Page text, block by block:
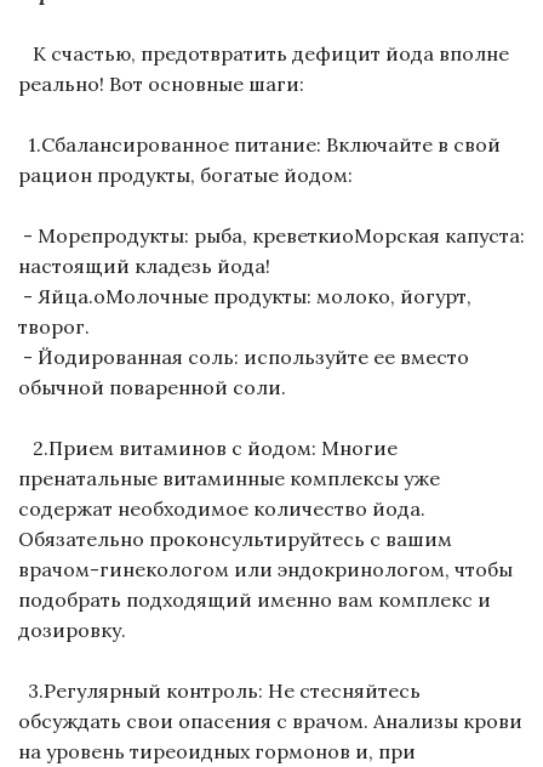
К счастью, предотвратить дефицит йода вполне
реально! Вот основные шаги:
1.Сбалансированное питание: Включайте в свой
рацион продукты, богатые йодом:
- Морепродукты: рыба, креветкиoМорская капуста:
настоящий кладезь йода!
- Яйца.oМолочные продукты: молоко, йогурт,
творог.
- Йодированная соль: используйте ее вместо
обычной поваренной соли.
2.Прием витаминов с йодом: Многие
пренатальные витаминные комплексы уже
содержат необходимое количество йода.
Обязательно проконсультируйтесь с вашим
врачом-гинекологом или эндокринологом, чтобы
подобрать подходящий именно вам комплекс и
дозировку.
3.Регулярный контроль: Не стесняйтесь
обсуждать свои опасения с врачом. Анализы крови
на уровень тиреоидных гормонов и, при